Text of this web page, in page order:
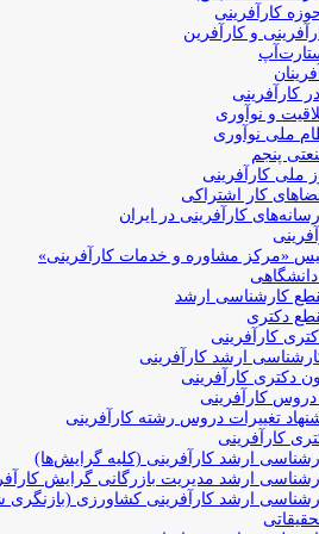
کارآفرینی
و کارآفرین
کارآفرینی
و نوآوری
ملی نوآوری
پنجم
ملی کارآفرینی
کار اشتراکی
کارآفرینی در ایران
«مرکز مشاوره و خدمات کارآفرینی»
کارشناسی ارشد
دکتری
کارآفرینی
ارشد کارآفرینی
دکتری کارآفرینی
کارآفرینی
تغییرات دروس رشته کارآفرینی
کارآفرینی
ارشد کارآفرینی (کلیه گرایش‌ها)
ارشد مدیریت بازرگانی گرایش
ارشد کارآفرینی کشاورزی (بازنگری